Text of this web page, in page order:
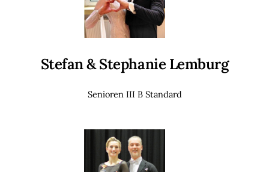
Stefan & Stephanie Lemburg
Senioren III B Standard